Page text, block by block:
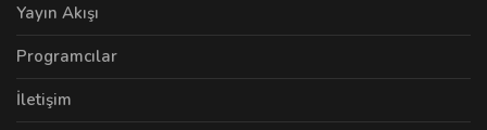
Yayın Akışı
Programcılar
İletişim